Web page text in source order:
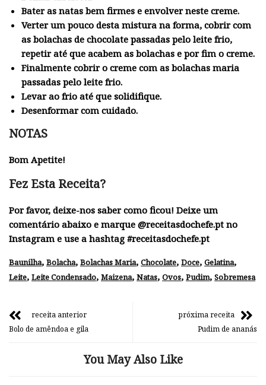
Bater as natas bem firmes e envolver neste creme.
Verter um pouco desta mistura na forma, cobrir com
as bolachas de chocolate passadas pelo leite frio,
repetir até que acabem as bolachas e por fim o creme.
Finalmente cobrir o creme com as bolachas maria
passadas pelo leite frio.
Levar ao frio até que solidifique.
Desenformar com cuidado.
NOTAS
Bom Apetite!
Fez Esta Receita?
Por favor, deixe-nos saber como ficou! Deixe um
comentário abaixo e marque @receitasdochefe.pt no
Instagram e use a hashtag #receitasdochefe.pt
Baunilha, Bolacha, Bolachas Maria, Chocolate, Doce, Gelatina,
Leite, Leite Condensado, Maizena, Natas, Ovos, Pudim, Sobremesa
receita anterior
Bolo de amêndoa e gila
próxima receita
Pudim de ananás
You May Also Like